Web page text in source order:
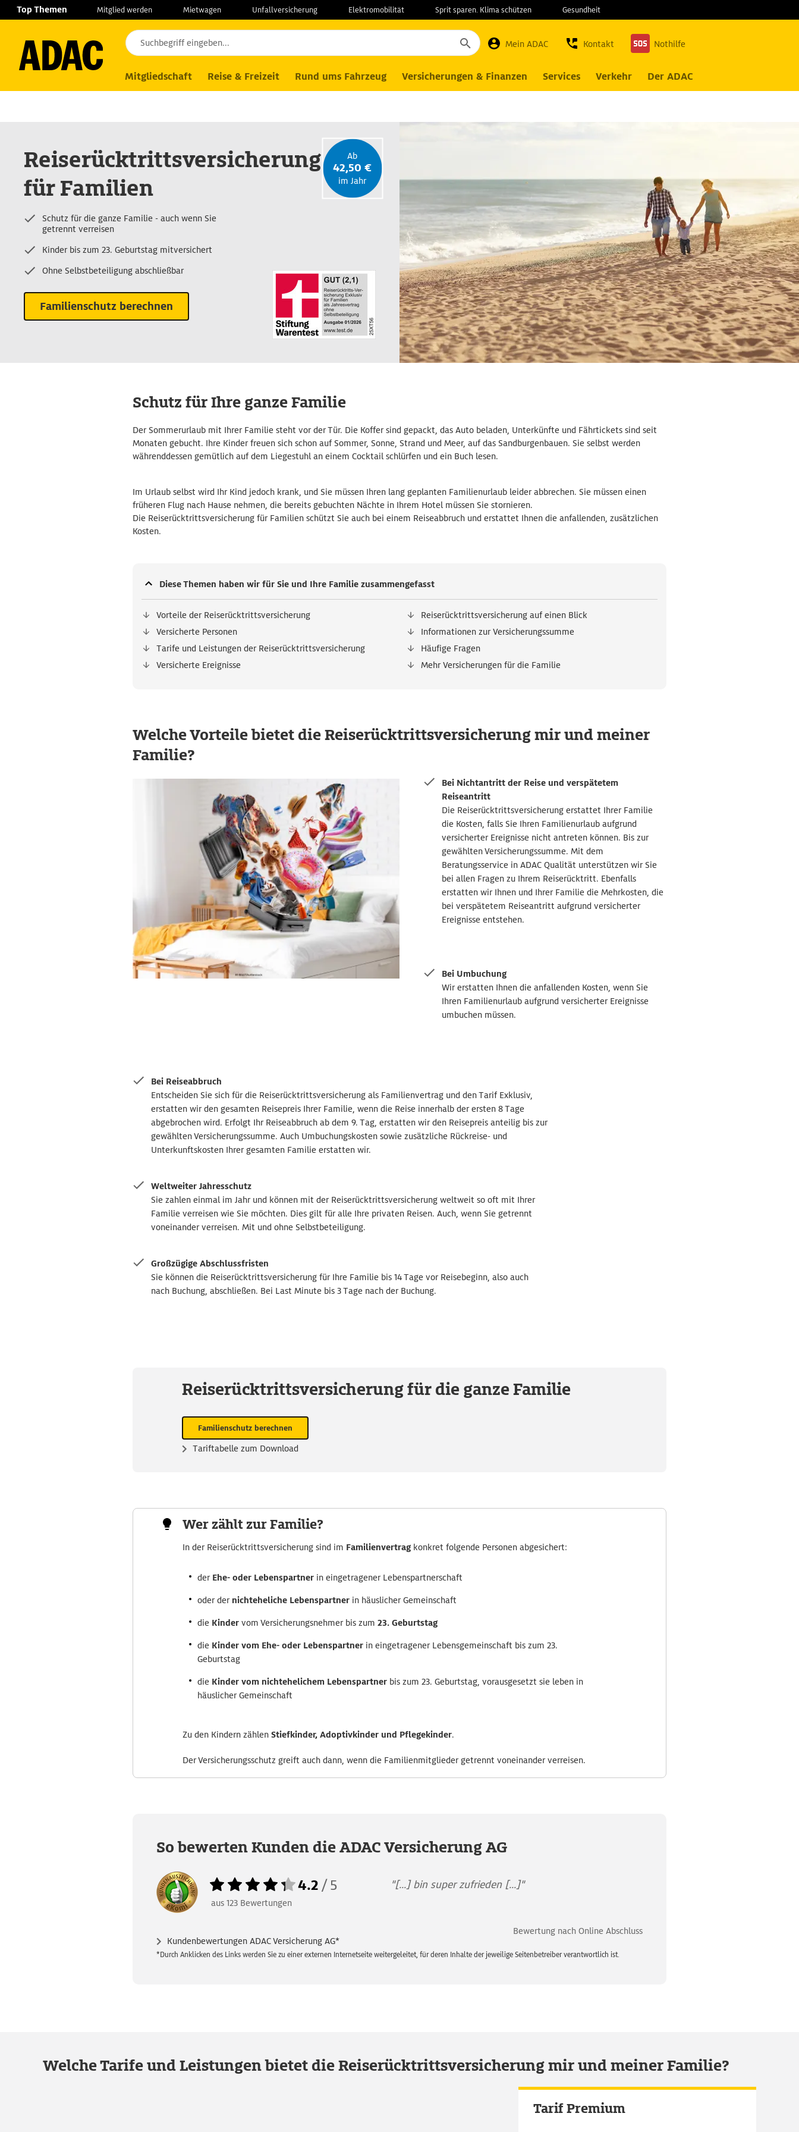
NavigationSucheSeiteninhaltFußzeile
Top Themen Mitglied werden Mietwagen Unfallversicherung Elektromobilität Sprit sparen. Klima schützen Gesundheit
Mein ADAC Kontakt Nothilfe
Mitgliedschaft Reise & Freizeit Rund ums Fahrzeug Versicherungen & Finanzen Services Verkehr Der ADAC
Produkte Versicherungen Reiserücktrittsversicherung Reiserücktrittsversicherung für Familien
Reiserücktrittsversicherung
für Familien
Schutz für die ganze Familie - auch wenn Sie
getrennt verreisen
Kinder bis zum 23. Geburtstag mitversichert
Ohne Selbstbeteiligung abschließbar
Familienschutz berechnen
Ab
42,50 €
im Jahr
Schutz für Ihre ganze Familie
Der Sommerurlaub mit Ihrer Familie steht vor der Tür. Die Koffer sind gepackt, das Auto beladen, Unterkünfte und Fährtickets sind seit
Monaten gebucht. Ihre Kinder freuen sich schon auf Sommer, Sonne, Strand und Meer, auf das Sandburgenbauen. Sie selbst werden
währenddessen gemütlich auf dem Liegestuhl an einem Cocktail schlürfen und ein Buch lesen.
Im Urlaub selbst wird Ihr Kind jedoch krank, und Sie müssen Ihren lang geplanten Familienurlaub leider abbrechen. Sie müssen einen
früheren Flug nach Hause nehmen, die bereits gebuchten Nächte in Ihrem Hotel müssen Sie stornieren.
Die Reiserücktrittsversicherung für Familien schützt Sie auch bei einem Reiseabbruch und erstattet Ihnen die anfallenden, zusätzlichen
Kosten.
Diese Themen haben wir für Sie und Ihre Familie zusammengefasst
Vorteile der Reiserücktrittsversicherung
Versicherte Personen
Tarife und Leistungen der Reiserücktrittsversicherung
Versicherte Ereignisse
Reiserücktrittsversicherung auf einen Blick
Informationen zur Versicherungssumme
Häufige Fragen
Mehr Versicherungen für die Familie
Welche Vorteile bietet die Reiserücktrittsversicherung mir und meiner
Familie?
Bei Nichtantritt der Reise und verspätetem
Reiseantritt
Die Reiserücktrittsversicherung erstattet Ihrer Familie
die Kosten, falls Sie Ihren Familienurlaub aufgrund
versicherter Ereignisse nicht antreten können. Bis zur
gewählten Versicherungssumme. Mit dem
Beratungsservice in ADAC Qualität unterstützen wir Sie
bei allen Fragen zu Ihrem Reiserücktritt. Ebenfalls
erstatten wir Ihnen und Ihrer Familie die Mehrkosten, die
bei verspätetem Reiseantritt aufgrund versicherter
Ereignisse entstehen.
Bei Umbuchung
Wir erstatten Ihnen die anfallenden Kosten, wenn Sie
Ihren Familienurlaub aufgrund versicherter Ereignisse
umbuchen müssen.
Bei Reiseabbruch
Entscheiden Sie sich für die Reiserücktrittsversicherung als Familienvertrag und den Tarif Exklusiv,
erstatten wir den gesamten Reisepreis Ihrer Familie, wenn die Reise innerhalb der ersten 8 Tage
abgebrochen wird. Erfolgt Ihr Reiseabbruch ab dem 9. Tag, erstatten wir den Reisepreis anteilig bis zur
gewählten Versicherungssumme. Auch Umbuchungskosten sowie zusätzliche Rückreise- und
Unterkunftskosten Ihrer gesamten Familie erstatten wir.
Weltweiter Jahresschutz
Sie zahlen einmal im Jahr und können mit der Reiserücktrittsversicherung weltweit so oft mit Ihrer
Familie verreisen wie Sie möchten. Dies gilt für alle Ihre privaten Reisen. Auch, wenn Sie getrennt
voneinander verreisen. Mit und ohne Selbstbeteiligung.
Großzügige Abschlussfristen
Sie können die Reiserücktrittsversicherung für Ihre Familie bis 14 Tage vor Reisebeginn, also auch
nach Buchung, abschließen. Bei Last Minute bis 3 Tage nach der Buchung.
Reiserücktrittsversicherung für die ganze Familie
Familienschutz berechnen
Tariftabelle zum Download
Wer zählt zur Familie?
In der Reiserücktrittsversicherung sind im Familienvertragkonkret folgende Personen abgesichert:
der Ehe- oder Lebenspartner in eingetragener Lebenspartnerschaft
oder der nichteheliche Lebenspartner in häuslicher Gemeinschaft
die Kinder vom Versicherungsnehmer bis zum 23. Geburtstag
die Kinder vom Ehe- oder Lebenspartner in eingetragener Lebensgemeinschaft bis zum 23.
Geburtstag
die Kinder vom nichtehelichem Lebenspartner bis zum 23. Geburtstag, vorausgesetzt sie leben in
häuslicher Gemeinschaft
Zu den Kindern zählen Stiefkinder, Adoptivkinder und Pflegekinder.
Der Versicherungsschutz greift auch dann, wenn die Familienmitglieder getrennt voneinander verreisen.
So bewerten Kunden die ADAC Versicherung AG
aus 123 Bewertungen
4.2 /5 "[...] bin super zufrieden [...]"
Bewertung nach Online Abschluss
Kundenbewertungen ADAC Versicherung AG*
*Durch Anklicken des Links werden Sie zu einer externen Internetseite weitergeleitet, für deren Inhalte der jeweilige Seitenbetreiber verantwortlich ist.
Welche Tarife und Leistungen bietet die Reiserücktrittsversicherung mir und meiner Familie?
Tarif Premium